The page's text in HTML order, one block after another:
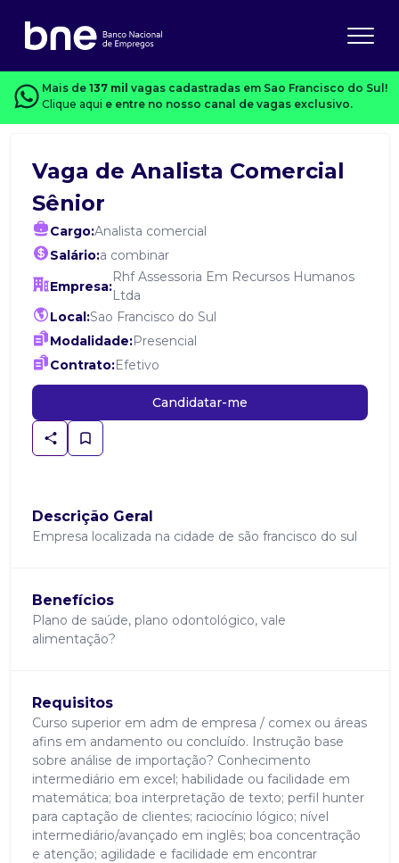
Mais de 137 mil vagas cadastradas em Sao Francisco do Sul!
Clique aqui e entre no nosso canal de vagas exclusivo.
Vaga de Analista Comercial
Sênior
Cargo:Analista comercial
Salário:a combinar
Empresa:
Rhf Assessoria Em Recursos Humanos
Ltda
Local:Sao Francisco do Sul
Modalidade:Presencial
Contrato:Efetivo
Candidatar-me
Descrição Geral
Empresa localizada na cidade de são francisco do sul
Benefícios
Plano de saúde, plano odontológico, vale
alimentação?
Requisitos
Curso superior em adm de empresa / comex ou áreas
afins em andamento ou concluído. Instrução base
sobre análise de importação? Conhecimento
intermediário em excel; habilidade ou facilidade em
matemática; boa interpretação de texto; perfil hunter
para captação de clientes; raciocínio lógico; nível
intermediário/avançado em inglês; boa concentração
e atenção; agilidade e facilidade em encontrar